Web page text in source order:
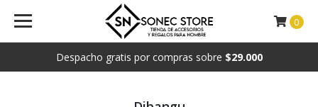
Despacho gratis por compras sobre $29.000
0